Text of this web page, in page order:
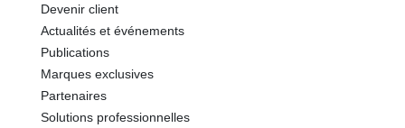
Devenir client
Actualités et événements
Publications
Marques exclusives
Partenaires
Solutions professionnelles